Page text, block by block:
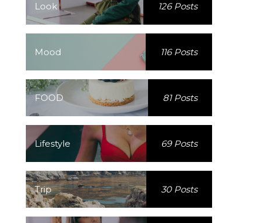
Look 126 Posts
Mood 116 Posts
FOOD 81 Posts
Lifestyle 69 Posts
Trip 30 Posts